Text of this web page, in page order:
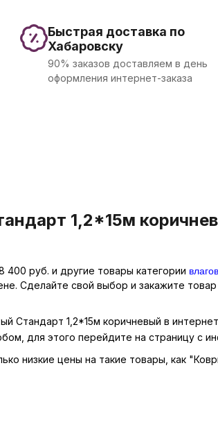
Быстрая доставка по
Хабаровску
90% заказов доставляем в день
оформления интернет-заказа
1,2*15м
руб. и другие товары категории
Сделайте свой выбор и закажите
1,2*15м коричневый в
для этого перейдите на страницу с
низкие цены на такие товары, как